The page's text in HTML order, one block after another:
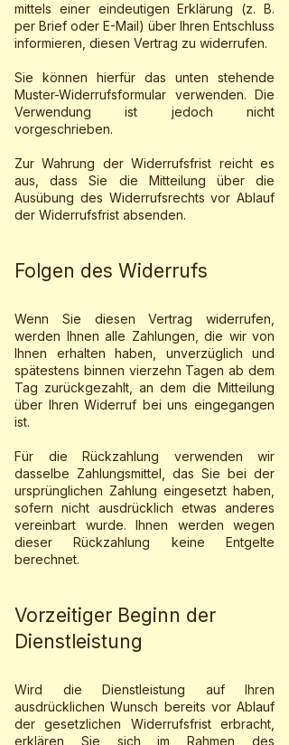
mittels einer eindeutigen Erklärung (z. B.
per Brief oder E-Mail) über Ihren Entschluss
informieren, diesen Vertrag zu widerrufen.
Sie können hierfür das unten stehende
Muster-Widerrufsformular verwenden. Die
Verwendung ist jedoch nicht
vorgeschrieben.
Zur Wahrung der Widerrufsfrist reicht es
aus, dass Sie die Mitteilung über die
Ausübung des Widerrufsrechts vor Ablauf
der Widerrufsfrist absenden.
Folgen des Widerrufs
Wenn Sie diesen Vertrag widerrufen,
werden Ihnen alle Zahlungen, die wir von
Ihnen erhalten haben, unverzüglich und
spätestens binnen vierzehn Tagen ab dem
Tag zurückgezahlt, an dem die Mitteilung
über Ihren Widerruf bei uns eingegangen
ist.
Für die Rückzahlung verwenden wir
dasselbe Zahlungsmittel, das Sie bei der
ursprünglichen Zahlung eingesetzt haben,
sofern nicht ausdrücklich etwas anderes
vereinbart wurde. Ihnen werden wegen
dieser Rückzahlung keine Entgelte
berechnet.
Vorzeitiger Beginn der
Dienstleistung
Wird die Dienstleistung auf Ihren
ausdrücklichen Wunsch bereits vor Ablauf
der gesetzlichen Widerrufsfrist erbracht,
erklären Sie sich im Rahmen des